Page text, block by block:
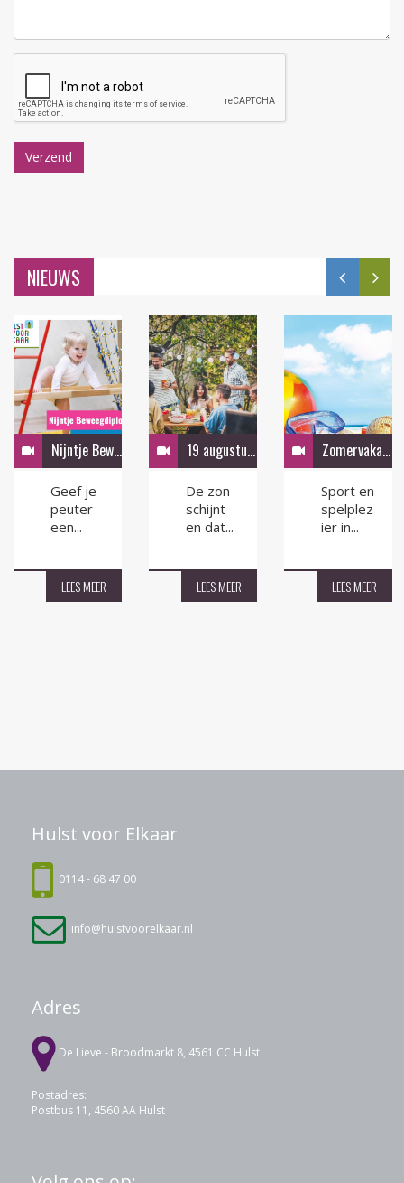
NIEUWS
Nijntje Beweeg Diploma
Geef je
peuter
een...
LEES MEER
19 augustus Zomerfeest in de tuin
De zon
schijnt
en dat...
LEES MEER
Zomervakantie activiteiten
Sport en
spelplez
ier in...
LEES MEER
Hulst voor Elkaar
0114 - 68 47 00
info@hulstvoorelkaar.nl
Adres
De Lieve - Broodmarkt 8, 4561 CC Hulst
Postadres:
Postbus 11, 4560 AA Hulst